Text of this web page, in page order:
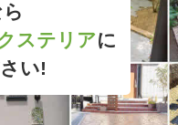
ステリアに
い!